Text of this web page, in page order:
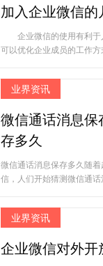
加入企业微信的
企业微信的使用有利于
可以优化企业成员的工作
业界资讯
微信通话消息保
存多久
微信通话消息保存多久随
信，人们开始猜测微信通
业界资讯
企业微信对外开